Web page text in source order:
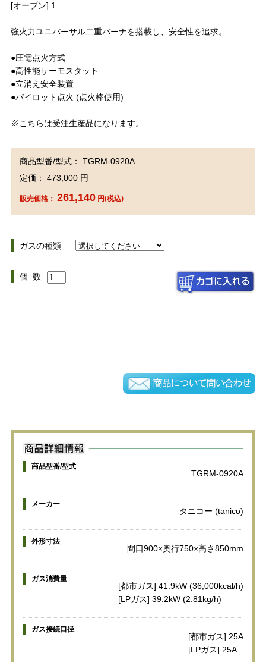
[オーブン] 1
強火力ユニバーサル二重バーナを搭載し、安全性を追求。
●圧電点火方式
●高性能サーモスタット
●立消え安全装置
●パイロット点火 (点火棒使用)
※こちらは受注生産品になります。
商品型番/型式： TGRM-0920A
定価： 473,000 円
販売価格： 261,140円(税込)
ガスの種類
個 数
商品型番/型式
TGRM-0920A
メーカー
タニコー (tanico)
外形寸法
間口900×奥行750×高さ850mm
ガス消費量
[都市ガス] 41.9kW (36,000kcal/h)
[LPガス] 39.2kW (2.81kg/h)
ガス接続口径
[都市ガス] 25A
[LPガス] 25A